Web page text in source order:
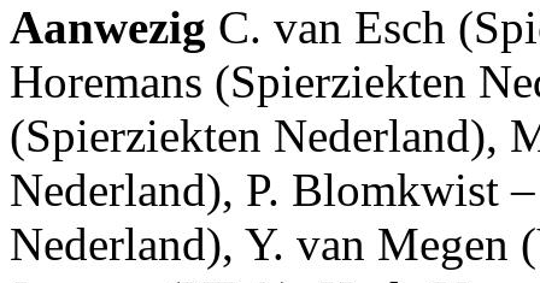
Aanwezig C. van Esch
Horemans (Spierziekten
(Spierziekten Nederland),
Nederland), P. Blomkwist
Nederland), Y. van